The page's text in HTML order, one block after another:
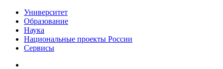
Университет
Образование
Наука
Национальные проекты России
Сервисы